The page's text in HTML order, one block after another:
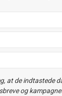
at de indtastede
og